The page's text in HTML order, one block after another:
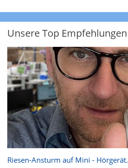
Unsere Top Empfehlungen
Riesen-Ansturm auf Mini - Hörgerät.